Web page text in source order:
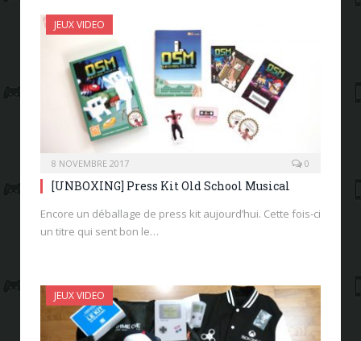
JEUX VIDEO
8 NOVEMBRE 2017 0
[UNBOXING] Press Kit Old School Musical
Encore un déballage de press kit aujourd’hui. Cette fois-ci
un titre qui sent bon le…
JEUX VIDEO